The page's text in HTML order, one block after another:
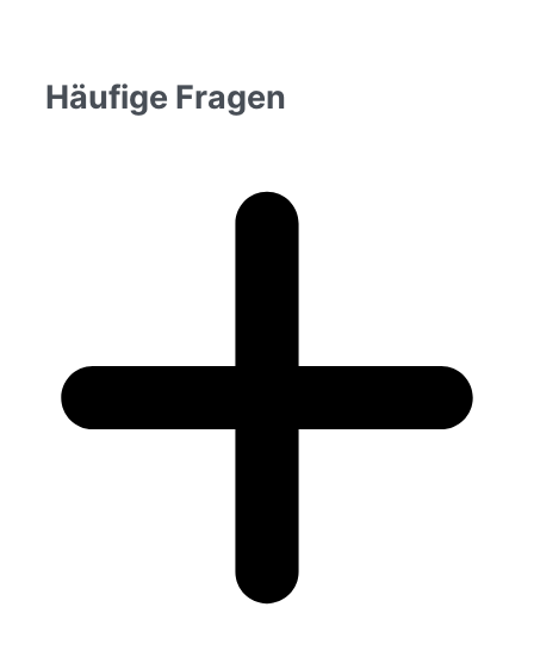
Häufige Fragen